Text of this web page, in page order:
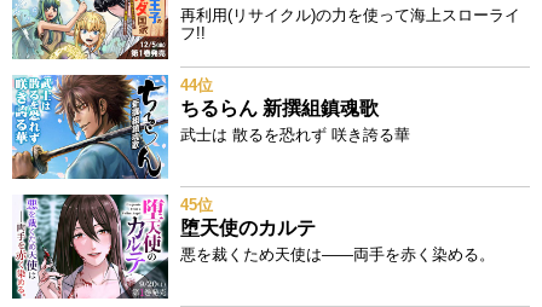
再利用(リサイクル)の力を使って海上スローライ
フ!!
44位
ちるらん 新撰組鎮魂歌
武士は 散るを恐れず 咲き誇る華
45位
堕天使のカルテ
悪を裁くため天使は——両手を赤く染める。